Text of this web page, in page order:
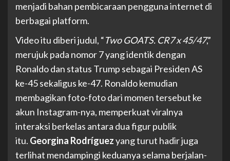
menjadi bahan pembicaraan pengguna internet di
berbagai platform.
Video itu diberi judul, “Two GOATS. CR7 x 45/47,”
merujuk pada nomor 7 yang identik dengan
Ronaldo dan status Trump sebagai Presiden AS
ke-45 sekaligus ke-47. Ronaldo kemudian
membagikan foto-foto dari momen tersebut ke
akun Instagram-nya, memperkuat viralnya
interaksi berkelas antara dua figur publik
itu. Georgina Rodríguezyang turut hadir juga
terlihat mendampingi keduanya selama berjalan-